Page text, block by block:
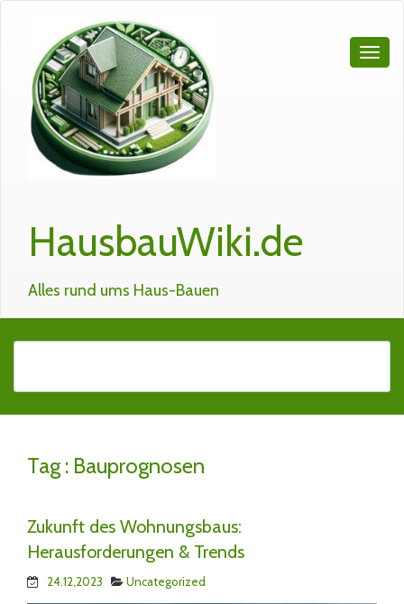
HausbauWiki.de
Alles rund ums Haus-Bauen
Tag : Bauprognosen
Zukunft des Wohnungsbaus:
Herausforderungen & Trends
24.12,2023 Uncategorized